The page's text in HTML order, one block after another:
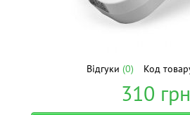
Відгуки (0) Код
310